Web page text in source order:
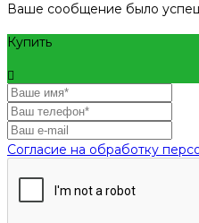
Ваше сообщение было
Купить
Согласие на обработку